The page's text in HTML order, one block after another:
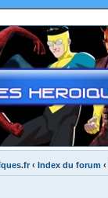
‹ Index du forum ‹